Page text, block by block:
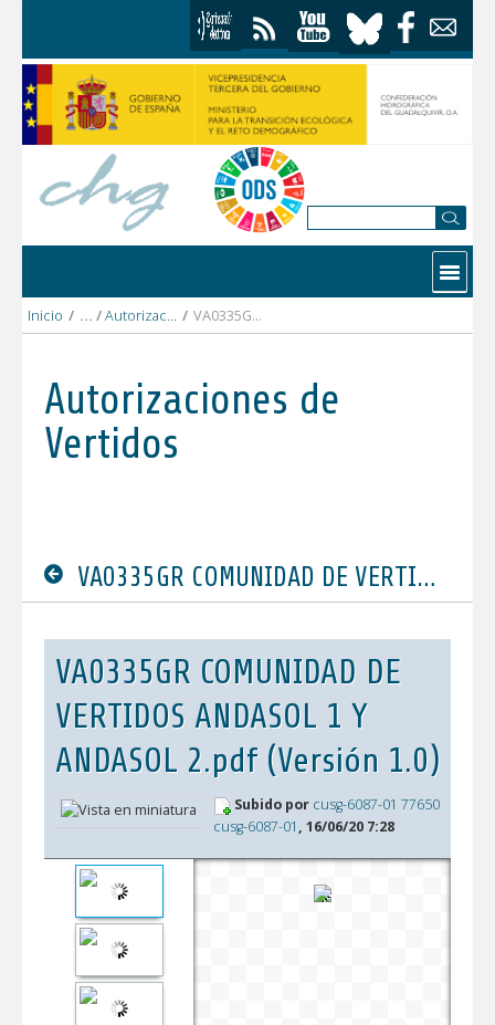
Contactar
Inicio / Autorizaciones Vertidos / VA0335GR COMUNIDAD DE VERTIDOS ANDASOL 1 Y ANDASOL 2.pdf
Autorizaciones de
Vertidos
VA0335GR COMUNIDAD DE VERTIDOS ANDASOL 1 Y ANDASOL 2.pdf
VA0335GR COMUNIDAD DE
VERTIDOS ANDASOL 1 Y
ANDASOL 2.pdf (Versión 1.0)
Subido por cusg-6087-01 77650
cusg-6087-01 , 16/06/20 7:28